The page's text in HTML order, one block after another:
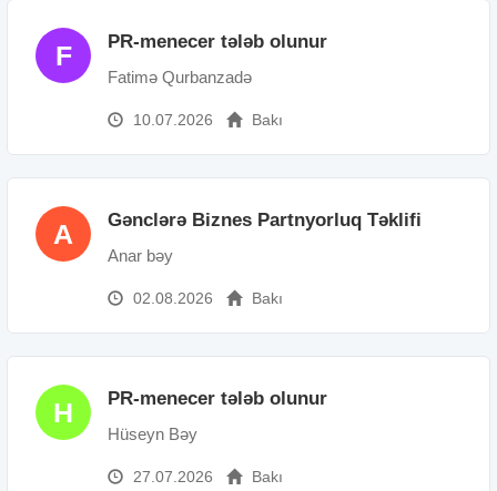
F PR-menecer tələb olunur
Fatimə Qurbanzadə
10.07.2026 Bakı
A Gənclərə Biznes Partnyorluq Təklifi
Anar bəy
02.08.2026 Bakı
H PR-menecer tələb olunur
Hüseyn Bəy
27.07.2026 Bakı